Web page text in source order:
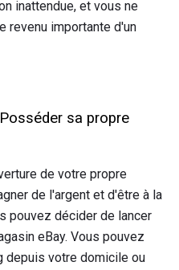
inattendue, et vous ne
revenu importante d'un
sa propre
de votre propre
de l'argent et d'être à la
pouvez décider de lancer
eBay. Vous pouvez
depuis votre domicile ou